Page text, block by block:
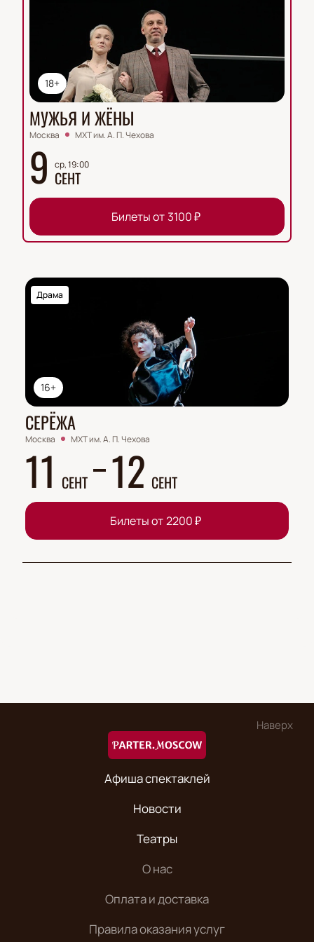
18+
МУЖЬЯ И ЖЁНЫ
Москва МХТ им. А. П. Чехова
9 ср, 19:00
СЕНТ
Билеты от 3100₽
16+
Драма
СЕРЁЖА
Москва МХТ им. А. П. Чехова
11 СЕНТ 12 СЕНТ
Билеты от2200₽
Наверх
Афиша спектаклей
Новости
Театры
О нас
Оплата и доставка
Правила оказания услуг